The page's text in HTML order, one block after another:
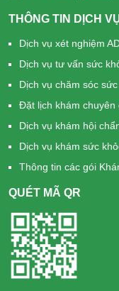
THÔNG TIN DỊCH
Dịch vụ xét nghiệm
Dịch vụ tư vấn sức
Dịch vụ chăm sóc
Đặt lịch khám chuyên
Dịch vụ khám hội
Dịch vụ khám sức
Thông tin các gói
QUÉT MÃ QR